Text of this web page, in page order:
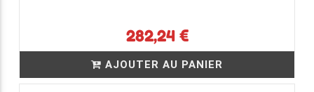
282,24 €
AJOUTER AU PANIER